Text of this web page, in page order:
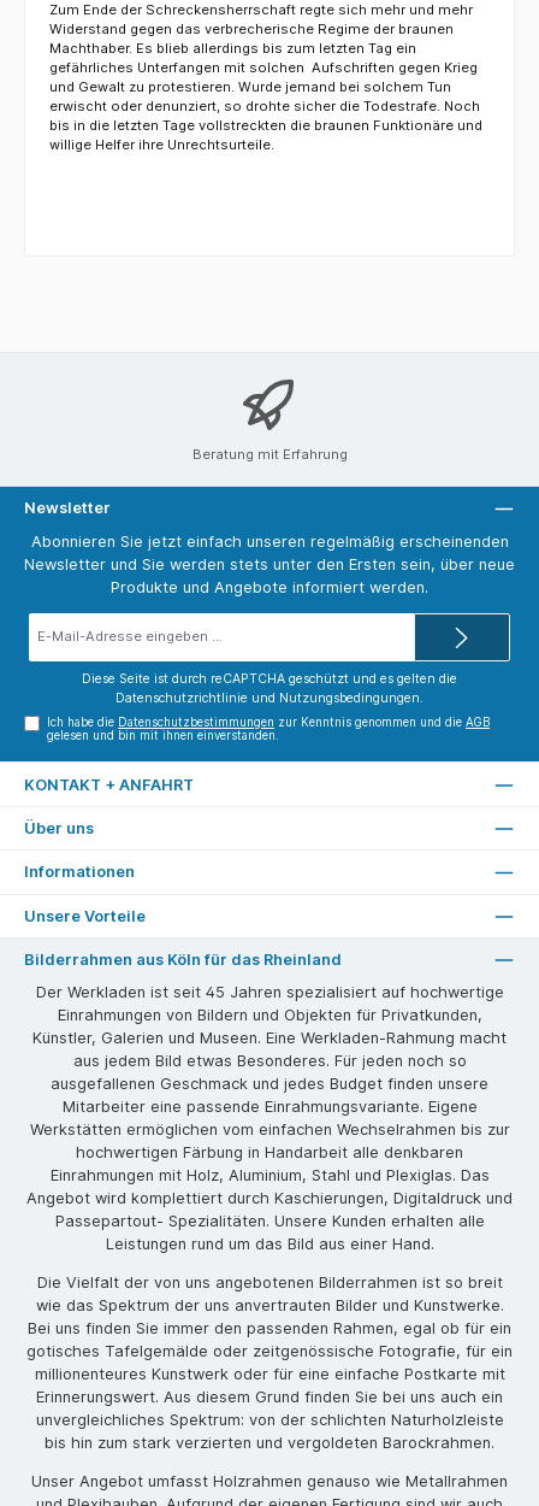
Zum Ende der Schreckensherrschaft regte sich mehr und mehr
Widerstand gegen das verbrecherische Regime der braunen
Machthaber. Es blieb allerdings bis zum letzten Tag ein
gefährliches Unterfangen mit solchen Aufschriften gegen Krieg
und Gewalt zu protestieren. Wurde jemand bei solchem Tun
erwischt oder denunziert, so drohte sicher die Todestrafe. Noch
bis in die letzten Tage vollstreckten die braunen Funktionäre und
willige Helfer ihre Unrechtsurteile.
Beratung mit Erfahrung
Newsletter
Abonnieren Sie jetzt einfach unseren regelmäßig erscheinenden
Newsletter und Sie werden stets unter den Ersten sein, über neue
Produkte und Angebote informiert werden.
Diese Seite ist durch reCAPTCHA geschützt und es gelten die
Datenschutzrichtlinie und Nutzungsbedingungen.
Ich habe die Datenschutzbestimmungen zur Kenntnis genommen und dieAGB
gelesen und bin mit ihnen einverstanden.
KONTAKT + ANFAHRT
Über uns
Informationen
Unsere Vorteile
Bilderrahmen aus Köln für das Rheinland
Der Werkladen ist seit 45 Jahren spezialisiert auf hochwertige
Einrahmungen von Bildern und Objekten für Privatkunden,
Künstler, Galerien und Museen. Eine Werkladen-Rahmung macht
aus jedem Bild etwas Besonderes. Für jeden noch so
ausgefallenen Geschmack und jedes Budget finden unsere
Mitarbeiter eine passende Einrahmungsvariante. Eigene
Werkstätten ermöglichen vom einfachen Wechselrahmen bis zur
hochwertigen Färbung in Handarbeit alle denkbaren
Einrahmungen mit Holz, Aluminium, Stahl und Plexiglas. Das
Angebot wird komplettiert durch Kaschierungen, Digitaldruck und
Passepartout- Spezialitäten. Unsere Kunden erhalten alle
Leistungen rund um das Bild aus einer Hand.
Die Vielfalt der von uns angebotenen Bilderrahmen ist so breit
wie das Spektrum der uns anvertrauten Bilder und Kunstwerke.
Bei uns finden Sie immer den passenden Rahmen, egal ob für ein
gotisches Tafelgemälde oder zeitgenössische Fotografie, für ein
millionenteures Kunstwerk oder für eine einfache Postkarte mit
Erinnerungswert. Aus diesem Grund finden Sie bei uns auch ein
unvergleichliches Spektrum: von der schlichten Naturholzleiste
bis hin zum stark verzierten und vergoldeten Barockrahmen.
Unser Angebot umfasst Holzrahmen genauso wie Metallrahmen